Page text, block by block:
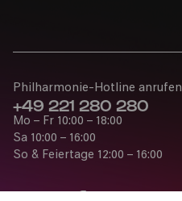
Philharmonie-Hotline anrufen
+49 221 280 280
Mo – Fr 10:00 – 18:00
Sa 10:00 – 16:00
So & Feiertage 12:00 – 16:00